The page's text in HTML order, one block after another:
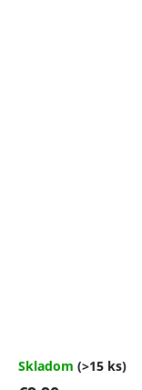
4,7
Skladom (>15 ks)